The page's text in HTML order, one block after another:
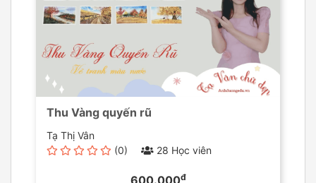
Thu Vàng quyến rũ
Tạ Thị Vân
(0)
28 Học viên
đ